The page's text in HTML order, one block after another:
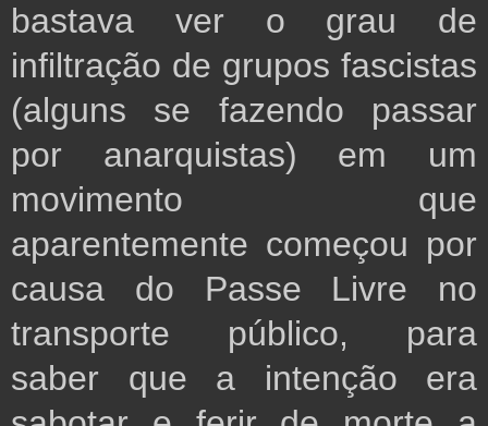
bastava ver o grau de
infiltração de grupos fascistas
(alguns se fazendo passar
por anarquistas) em um
movimento que
aparentemente começou por
causa do Passe Livre no
transporte público, para
saber que a intenção era